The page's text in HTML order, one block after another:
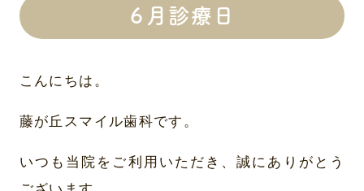
６月診療日
こんにちは。
藤が丘スマイル歯科です。
いつも当院をご利用いただき、誠にありがとう